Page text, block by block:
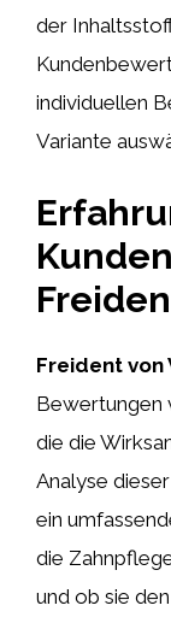
der
individuellen
Variante
Freident von
Bewertungen
die die
Analyse
ein
die
und ob sie